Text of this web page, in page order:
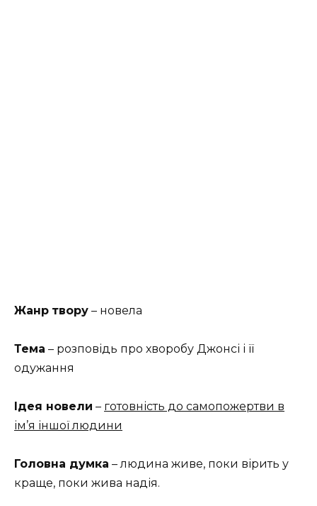
Жанр твору – новела
Тема – розповідь про хворобу Джонсі і її
одужання
Ідея новели – готовність до самопожертви в
ім’я іншої людини
Головна думка – людина живе, поки вірить у
краще, поки жива надія.